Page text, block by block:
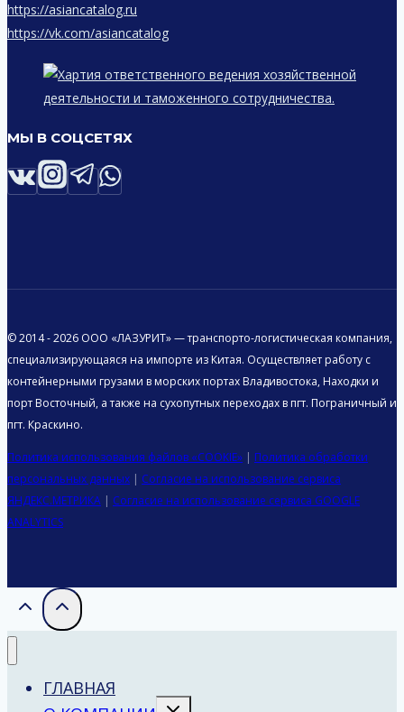
https://asiancatalog.ru
https://vk.com/asiancatalog
МЫ В СОЦСЕТЯХ
© 2014 - 2026 ООО «ЛАЗУРИТ» — транспорто-логистическая компания,
специализирующаяся на импорте из Китая. Осуществляет работу с
контейнерными грузами в морских портах Владивостока, Находки и
порт Восточный, а также на сухопутных переходах в пгт. Пограничный и
пгт. Краскино.
Политика использования файлов «COOKIE» | Политика обработки
персональных данных | Согласие на использование сервиса
ЯНДЕКС.МЕТРИКА | Согласие на использование сервиса GOOGLE
ANALYTICS
ГЛАВНАЯ
Переключить